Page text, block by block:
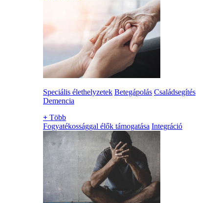
Speciális élethelyzetek Betegápolás Családsegítés
Demencia
+ Több
Fogyatékossággal élők támogatása Integráció